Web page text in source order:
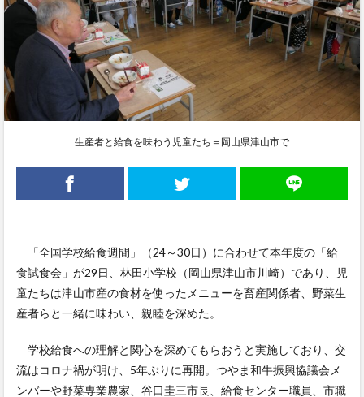
生産者と給食を味わう児童たち＝岡山県津山市で
「全国学校給食週間」（24～30日）に合わせて本年度の「給
食試食会」が29日、林田小学校（岡山県津山市川崎）であり、児
童たちは津山市産の食材を使ったメニューを畜産関係者、野菜生
産者らと一緒に味わい、親睦を深めた。
学校給食への理解と関心を深めてもらおうと実施しており、交
流はコロナ禍が明け、5年ぶりに再開。つやま和牛振興協議会メ
ンバーや野菜専業農家、谷口圭三市長、給食センター職員、市職